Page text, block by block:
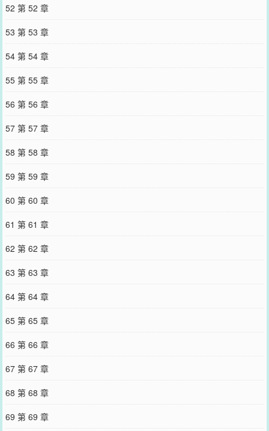
52 第 52 章
53 第 53 章
54 第 54 章
55 第 55 章
56 第 56 章
57 第 57 章
58 第 58 章
59 第 59 章
60 第 60 章
61 第 61 章
62 第 62 章
63 第 63 章
64 第 64 章
65 第 65 章
66 第 66 章
67 第 67 章
68 第 68 章
69 第 69 章